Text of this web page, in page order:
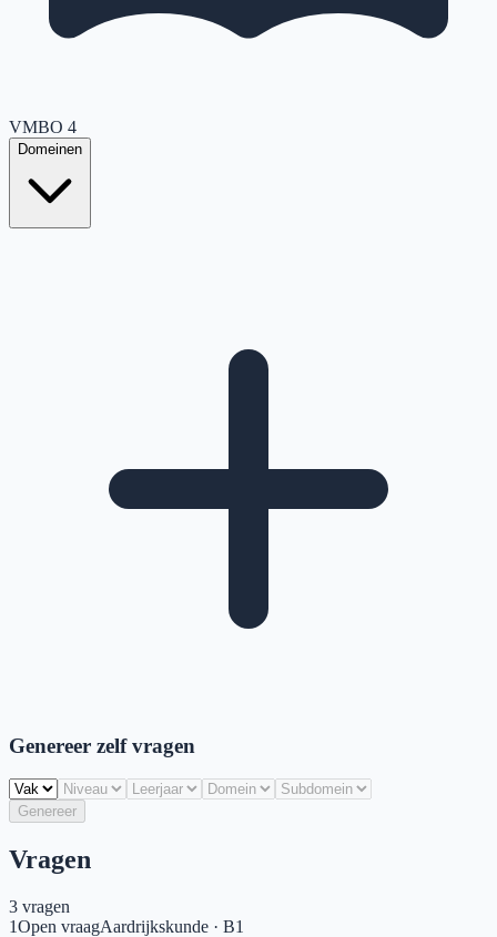
VMBO 4
Domeinen
Genereer zelf vragen
Genereer
Vragen
3 vragen
1Open vraagAardrijkskunde · B1